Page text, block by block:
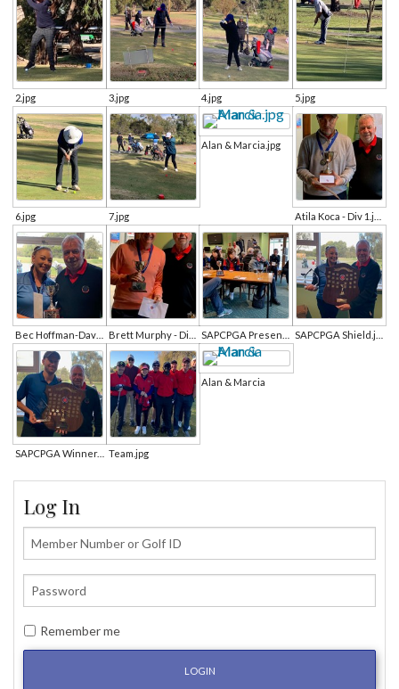
2.jpg 3.jpg 4.jpg 5.jpg
6.jpg 7.jpg
Alan & Marcia.jpg
SAPCPGA Winner.jpg Team.jpg
Alan & Marcia
Log In
Remember me
LOGIN